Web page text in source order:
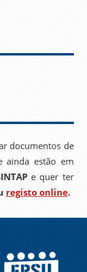
documentos de
ainda estão em
e quer ter
registo online.
EPSU